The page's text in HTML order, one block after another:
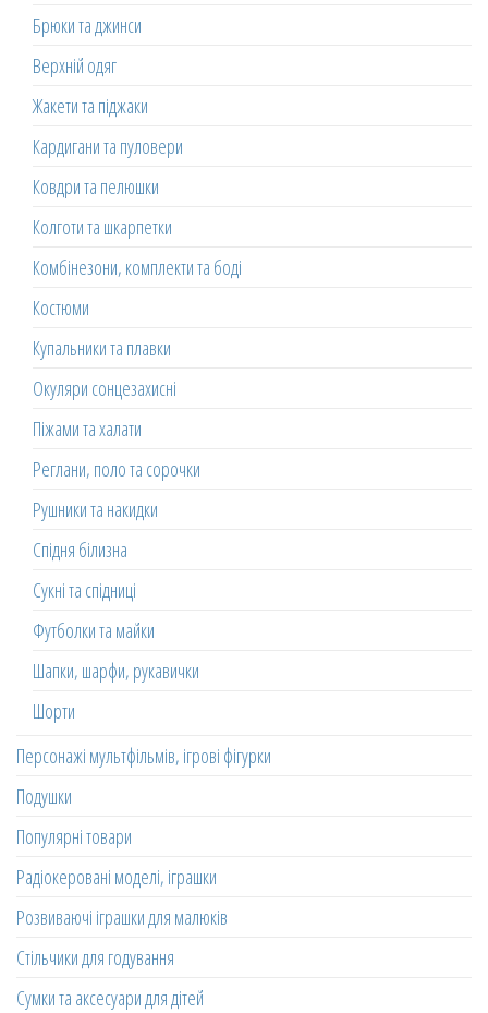
Брюки та джинси
Верхній одяг
Жакети та піджаки
Кардигани та пуловери
Ковдри та пелюшки
Колготи та шкарпетки
Комбінезони, комплекти та боді
Костюми
Купальники та плавки
Окуляри сонцезахисні
Піжами та халати
Реглани, поло та сорочки
Рушники та накидки
Спідня білизна
Сукні та спідниці
Футболки та майки
Шапки, шарфи, рукавички
Шорти
Персонажі мультфільмів, ігрові фігурки
Подушки
Популярні товари
Радіокеровані моделі, іграшки
Розвиваючі іграшки для малюків
Стільчики для годування
Сумки та аксесуари для дітей